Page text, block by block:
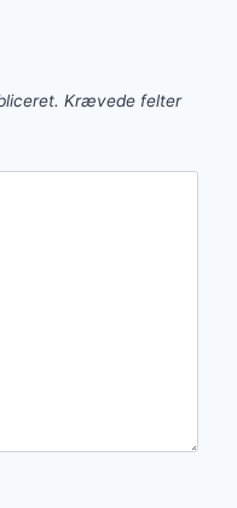
Krævede felter